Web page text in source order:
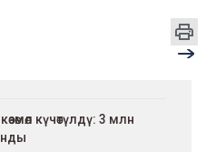
күчөтүлдү: 3 млн